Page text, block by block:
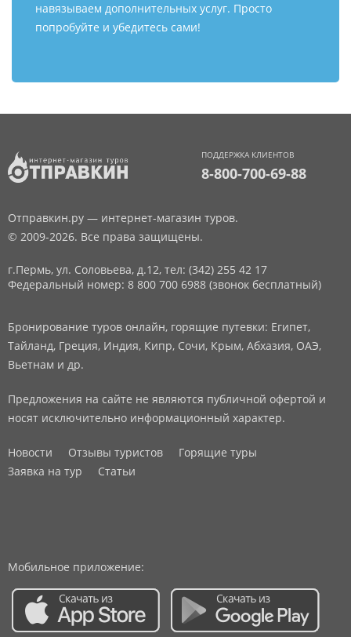
навязываем дополнительных услуг. Просто
попробуйте и убедитесь сами!
ПОДДЕРЖКА КЛИЕНТОВ
8-800-700-69-88
Отправкин.ру — интернет-магазин туров.
© 2009-2026. Все права защищены.
г.Пермь, ул. Соловьева, д.12, тел: (342) 255 42 17
Федеральный номер: 8 800 700 6988 (звонок бесплатный)
Бронирование туров онлайн, горящие путевки: Египет,
Тайланд, Греция, Индия, Кипр, Сочи, Крым, Абхазия, ОАЭ,
Вьетнам и др.
Предложения на сайте не являются публичной офертой и
носят исключительно информационный характер.
Новости Отзывы туристов
Горящие туры
Заявка на тур
Статьи
Мобильное приложение: